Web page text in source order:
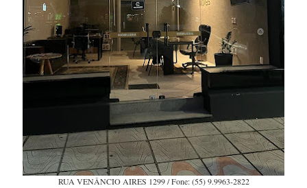
RUA VENÂNCIO AIRES 1299 / Fone: (55) 9.9963-2822